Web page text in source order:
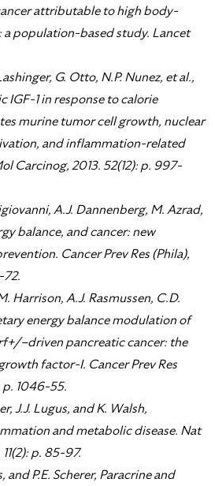
attributable to high body-
a population-based study. Lancet
G. Otto, N.P. Nunez, et al.,
IGF-1 in response to calorie
murine tumor cell growth, nuclear
and inflammation-related
Carcinog, 2013. 52(12): p. 997-
A.J. Dannenberg, M. Azrad,
balance, and cancer: new
Cancer Prev Res (Phila),
72.
Harrison, A.J. Rasmussen, C.D.
energy balance modulation of
–driven pancreatic cancer: the
factor-I. Cancer Prev Res
p. 1046-55.
J.J. Lugus, and K. Walsh,
and metabolic disease. Nat
p. 85-97.
and P.E. Scherer, Paracrine and